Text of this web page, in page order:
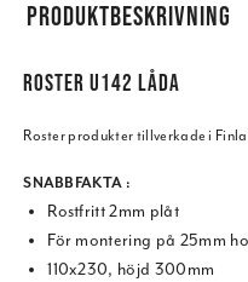
PRODUKTBESKRIVNING
ROSTER U142 LÅDA
Roster produkter tillverkade i
SNABBFAKTA :
Rostfritt 2mm plåt
För montering på 25mm
110x230, höjd 300mm